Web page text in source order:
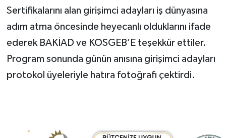
Sertifikalarını alan girişimci adayları iş dünyasına
adım atma öncesinde heyecanlı olduklarını ifade
ederek BAKİAD ve KOSGEB’E teşekkür ettiler.
Program sonunda günün anısına girişimci adayları
protokol üyeleriyle hatıra fotoğrafı çektirdi.